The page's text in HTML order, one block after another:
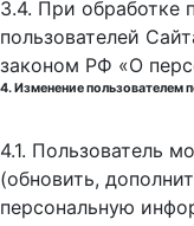
3.4. При обработке
пользователей
законом РФ «О
4. Изменение пользователем
4.1. Пользователь
(обновить,
персональную